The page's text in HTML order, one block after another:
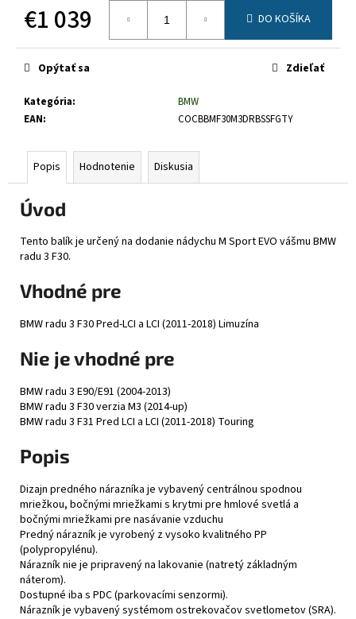
€1 039
cena:
DO KOŠÍKA
Kategória:
BMW
EAN: COCBBMF30M3DRBSSFGTY
Opýtať sa Zdieľať
Popis Hodnotenie Diskusia
Úvod
Tento balík je určený na dodanie nádychu M Sport EVO vášmu BMW
radu 3 F30.
Vhodné pre
BMW radu 3 F30 Pred-LCI a LCI (2011-2018) Limuzína
Nie je vhodné pre
BMW radu 3 E90/E91 (2004-2013)
BMW radu 3 F30 verzia M3 (2014-up)
BMW radu 3 F31 Pred LCI a LCI (2011-2018) Touring
Popis
Dizajn predného nárazníka je vybavený centrálnou spodnou
mriežkou, bočnými mriežkami s krytmi pre hmlové svetlá a
bočnými mriežkami pre nasávanie vzduchu
Predný nárazník je vyrobený z vysoko kvalitného PP
(polypropylénu).
Nárazník nie je pripravený na lakovanie (natretý základným
náterom).
Dostupné iba s PDC (parkovacími senzormi).
Nárazník je vybavený systémom ostrekovačov svetlometov (SRA).